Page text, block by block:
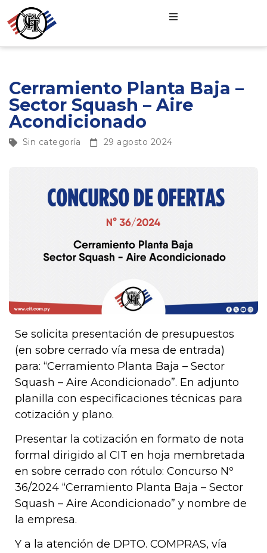
Cerramiento Planta Baja –
Sector Squash – Aire
Acondicionado
Sin categoría 29 agosto 2024
Se solicita presentación de presupuestos
(en sobre cerrado vía mesa de entrada)
para: “Cerramiento Planta Baja – Sector
Squash – Aire Acondicionado”. En adjunto
planilla con especificaciones técnicas para
cotización y plano.
Presentar la cotización en formato de nota
formal dirigido al CIT en hoja membretada
en sobre cerrado con rótulo: Concurso Nº
36/2024 “Cerramiento Planta Baja – Sector
Squash – Aire Acondicionado” y nombre de
la empresa.
Y a la atención de DPTO. COMPRAS, vía